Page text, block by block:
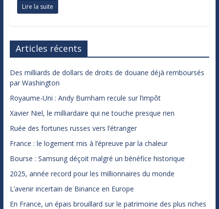
Lire la suite
Articles récents
Des milliards de dollars de droits de douane déjà remboursés
par Washington
Royaume-Uni : Andy Burnham recule sur l’impôt
Xavier Niel, le milliardaire qui ne touche presque rien
Ruée des fortunes russes vers l’étranger
France : le logement mis à l’épreuve par la chaleur
Bourse : Samsung déçoit malgré un bénéfice historique
2025, année record pour les millionnaires du monde
L’avenir incertain de Binance en Europe
En France, un épais brouillard sur le patrimoine des plus riches